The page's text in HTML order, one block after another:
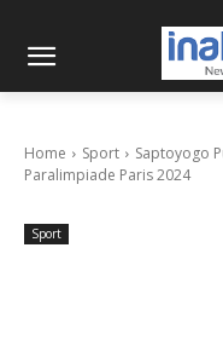
Home Sport
Saptoyogo
Paralimpiade Paris 2024
Sport